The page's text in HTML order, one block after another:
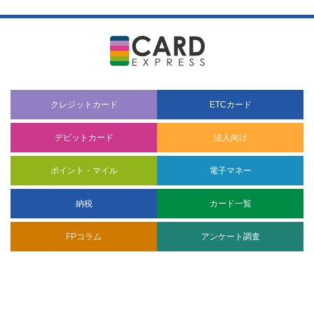
クレジットカード ETCカード
デビットカード 法人向け
ポイント・マイル 電子マネー
納税 カード一覧
FPコラム アンケート調査